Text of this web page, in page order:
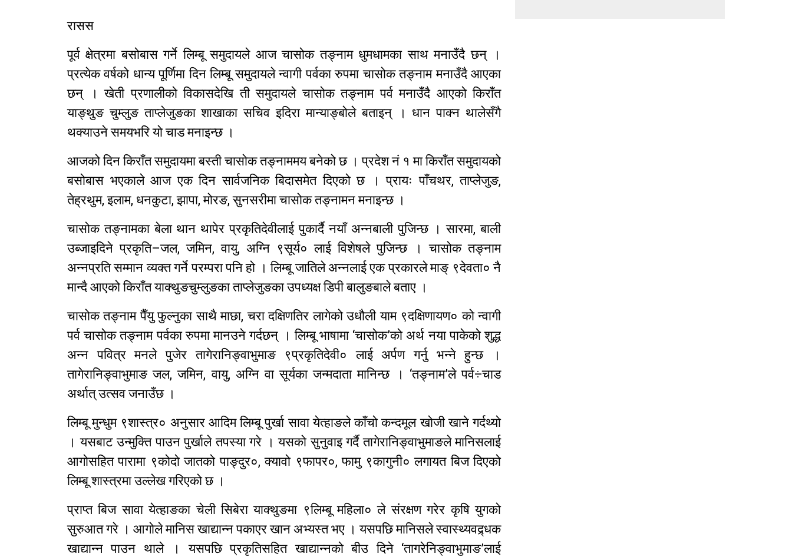
रासस
पूर्व क्षेत्रमा बसोबास गर्ने लिम्बू समुदायले आज चासोक तङ्नाम धुमधामका साथ मनाउँदै छन् ।
प्रत्येक वर्षको धान्य पूर्णिमा दिन लिम्बू समुदायले न्वागी पर्वका रुपमा चासोक तङ्नाम मनाउँदै आएका
छन् । खेती प्रणालीको विकासदेखि ती समुदायले चासोक तङ्नाम पर्व मनाउँदै आएको किराँत
याङ्थुङ चुम्लुङ ताप्लेजुङका शाखाका सचिव इदिरा मान्याङ्बोले बताइन् । धान पाक्न थालेसँगै
थक्याउने समयभरि यो चाड मनाइन्छ ।
आजको दिन किराँत समुदायमा बस्ती चासोक तङ्नाममय बनेको छ । प्रदेश नं १ मा किराँत समुदायको
बसोबास भएकाले आज एक दिन सार्वजनिक बिदासमेत दिएको छ । प्रायः पाँचथर, ताप्लेजुङ,
तेह्रथुम, इलाम, धनकुटा, झापा, मोरङ, सुनसरीमा चासोक तङ्नामन मनाइन्छ ।
चासोक तङ्नामका बेला थान थापेर प्रकृतिदेवीलाई पुकार्दै नयाँ अन्नबाली पुजिन्छ । सारमा, बाली
उब्जाइदिने प्रकृति–जल, जमिन, वायु, अग्नि ९सूर्य० लाई विशेषले पुजिन्छ । चासोक तङ्नाम
अन्नप्रति सम्मान व्यक्त गर्ने परम्परा पनि हो । लिम्बू जातिले अन्नलाई एक प्रकारले माङ् ९देवता० नै
मान्दै आएको किराँत याक्थुङचुम्लुङका ताप्लेजुङका उपध्यक्ष डिपी बालुङबाले बताए ।
चासोक तङ्नाम पैँयु फुल्नुका साथै माछा, चरा दक्षिणतिर लागेको उधौली याम ९दक्षिणायण० को न्वागी
पर्व चासोक तङ्नाम पर्वका रुपमा मानउने गर्दछन् । लिम्बू भाषामा ‘चासोक’को अर्थ नया पाकेको शुद्ध
अन्न पवित्र मनले पुजेर तागेरानिङ्वाभुमाङ ९प्रकृतिदेवी० लाई अर्पण गर्नु भन्ने हुन्छ ।
तागेरानिङ्वाभुमाङ जल, जमिन, वायु, अग्नि वा सूर्यका जन्मदाता मानिन्छ । ‘तङ्नाम’ले पर्व÷चाड
अर्थात् उत्सव जनाउँछ ।
लिम्बू मुन्धुम ९शास्त्र० अनुसार आदिम लिम्बू पुर्खा सावा येत्हाङले काँचो कन्दमूल खोजी खाने गर्दथ्यो
। यसबाट उन्मुक्ति पाउन पुर्खाले तपस्या गरे । यसको सुनुवाइ गर्दै तागेरानिङ्वाभुमाङले मानिसलाई
आगोसहित पारामा ९कोदो जातको पाङ्दुर०, क्यावो ९फापर०, फामु ९कागुनी० लगायत बिज दिएको
लिम्बू शास्त्रमा उल्लेख गरिएको छ ।
प्राप्त बिज सावा येत्हाङका चेली सिबेरा याक्थुङमा ९लिम्बू महिला० ले संरक्षण गरेर कृषि युगको
सुरुआत गरे । आगोले मानिस खाद्यान्न पकाएर खान अभ्यस्त भए । यसपछि मानिसले स्वास्थ्यवद्र्धक
खाद्यान्न पाउन थाले । यसपछि प्रकृतिसहित खाद्यान्नको बीउ दिने ‘तागरेनिङ्वाभुमाङ’लाई